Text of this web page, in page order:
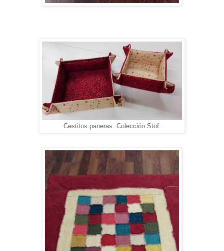
Cestitos paneras. Colección Stof.